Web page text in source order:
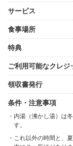
サービス
食事場所
特典
ご利用可能なクレジ
領収書発行
条件・注意事項
内湯（沸かし湯）は
す。
これ以外の時間と、